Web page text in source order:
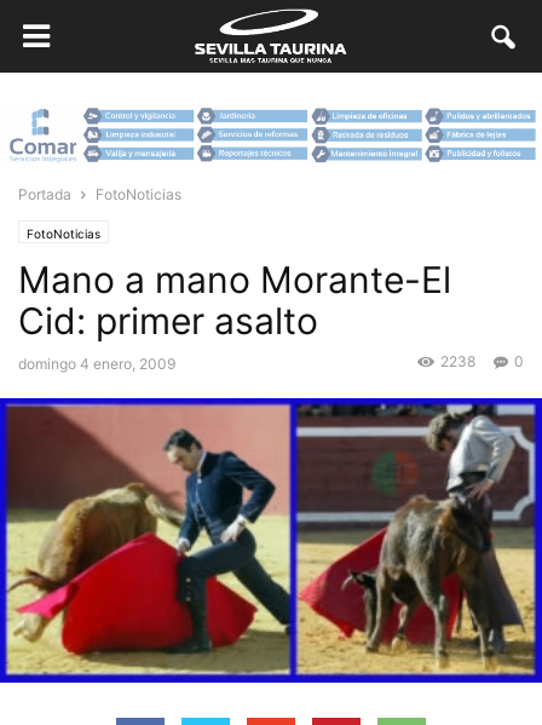
Portada FotoNoticias
FotoNoticias
Mano a mano Morante-El
Cid: primer asalto
domingo 4 enero, 2009 0
2238